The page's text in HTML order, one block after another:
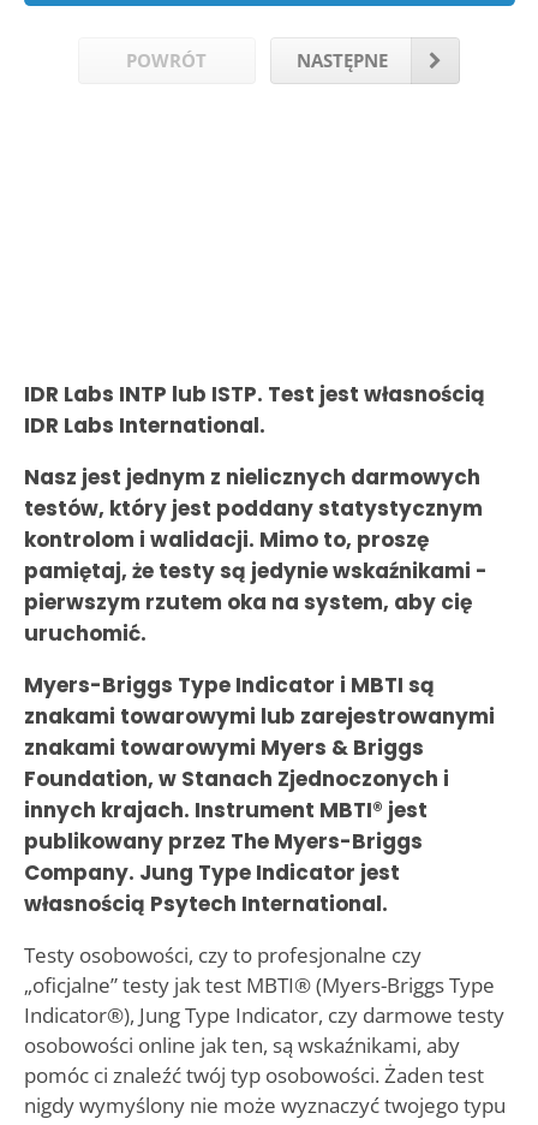
POWRÓT NASTĘPNE
IDR Labs INTP lub ISTP. Test jest własnością
IDR Labs International.
Nasz jest jednym z nielicznych darmowych
testów, który jest poddany statystycznym
kontrolom i walidacji. Mimo to, proszę
pamiętaj, że testy są jedynie wskaźnikami -
pierwszym rzutem oka na system, aby cię
uruchomić.
Myers-Briggs Type Indicator i MBTI są
znakami towarowymi lub zarejestrowanymi
znakami towarowymi Myers & Briggs
Foundation, w Stanach Zjednoczonych i
innych krajach. Instrument MBTI® jest
publikowany przez The Myers-Briggs
Company. Jung Type Indicator jest
własnością Psytech International.
Testy osobowości, czy to profesjonalne czy
„oficjalne” testy jak test MBTI® (Myers-Briggs Type
Indicator®), Jung Type Indicator, czy darmowe testy
osobowości online jak ten, są wskaźnikami, aby
pomóc ci znaleźć twój typ osobowości. Żaden test
nigdy wymyślony nie może wyznaczyć twojego typu